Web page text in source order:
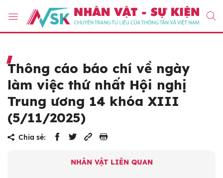
Thông cáo báo chí về ngày
làm việc thứ nhất Hội nghị
Trung ương 14 khóa XIII
(5/11/2025)
Chia sẻ:
NHÂN VẬT LIÊN QUAN